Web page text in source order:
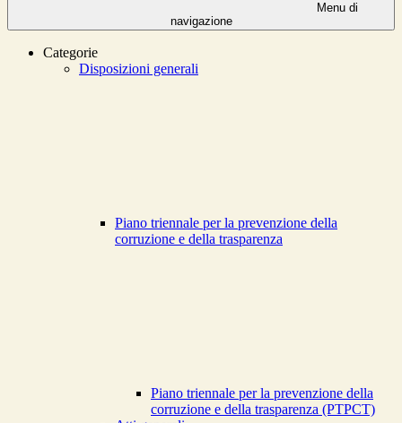
Menu di
navigazione
Categorie
Disposizioni generali
Piano triennale per la prevenzione della
corruzione e della trasparenza
Piano triennale per la prevenzione della
corruzione e della trasparenza (PTPCT)